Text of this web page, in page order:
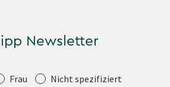
Newsletter
Frau Nicht spezifiziert